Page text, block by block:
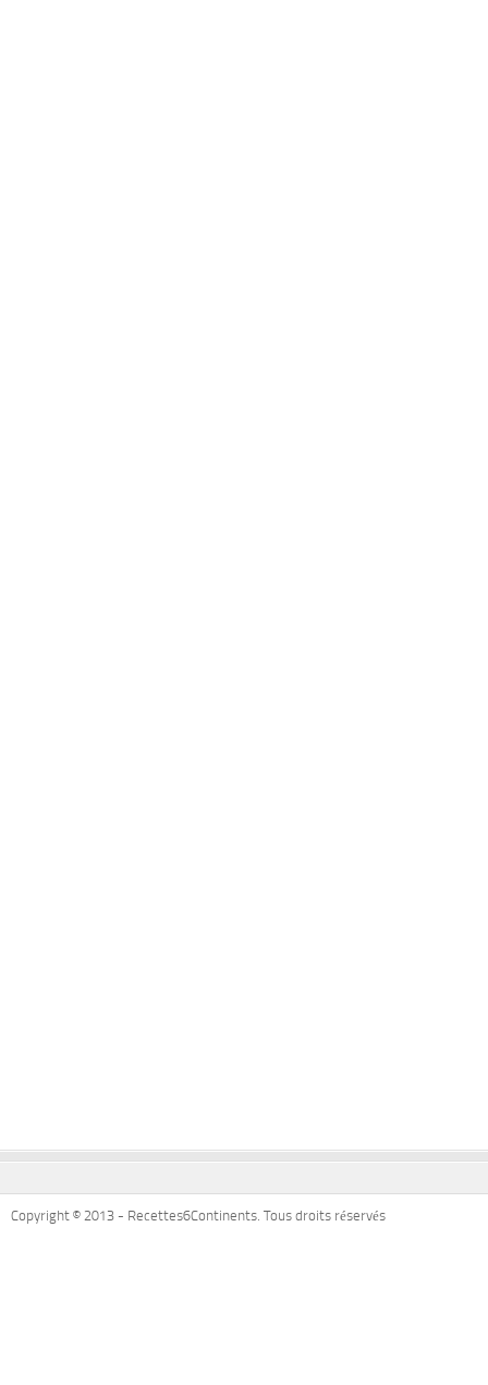
Copyright © 2013 - Recettes6Continents. Tous droits réservés